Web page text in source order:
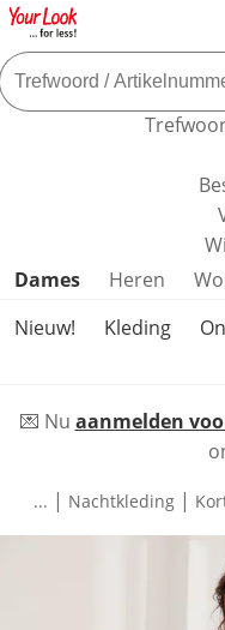
Productcategorieën
Dames Heren
Nieuw!
Kleding
💌 Nu aanmelden
... | Nachtkleding |